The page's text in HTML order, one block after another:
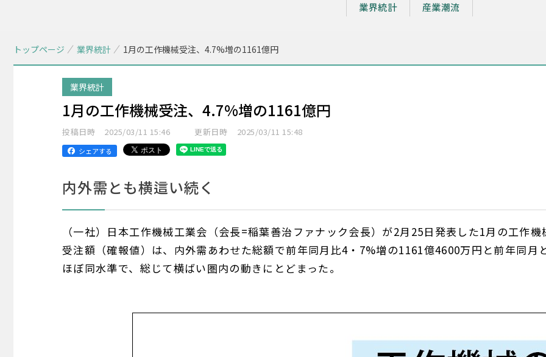
業界統計 産業潮流
トップページ 業界統計 1月の工作機械受注、4.7%増の1161億円
業界統計
1月の工作機械受注、4.7%増の1161億円
投稿日時 2025/03/11 15:46 更新日時 2025/03/11 15:48
シェアする
内外需とも横這い続く
（一社）日本工作機械工業会（会長=稲葉善治ファナック会長）が2月25日発表した1月の工作機
受注額（確報値）は、内外需あわせた総額で前年同月比4・7%増の1161億4600万円と前年同月
ほぼ同水準で、総じて横ばい圏内の動きにとどまった。